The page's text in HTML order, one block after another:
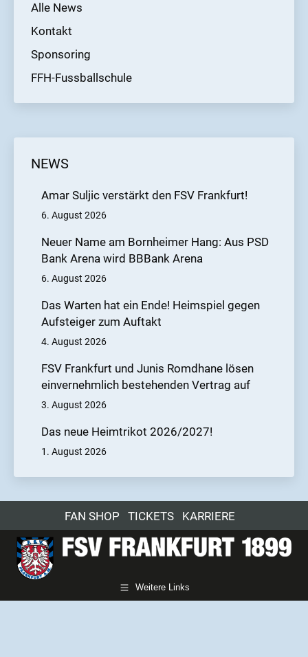
Alle News
Kontakt
Sponsoring
FFH-Fussballschule
NEWS
Amar Suljic verstärkt den FSV Frankfurt!
6. August 2026
Neuer Name am Bornheimer Hang: Aus PSD
Bank Arena wird BBBank Arena
6. August 2026
Das Warten hat ein Ende! Heimspiel gegen
Aufsteiger zum Auftakt
4. August 2026
FSV Frankfurt und Junis Romdhane lösen
einvernehmlich bestehenden Vertrag auf
3. August 2026
Das neue Heimtrikot 2026/2027!
1. August 2026
FAN SHOP TICKETS KARRIERE
Weitere Links